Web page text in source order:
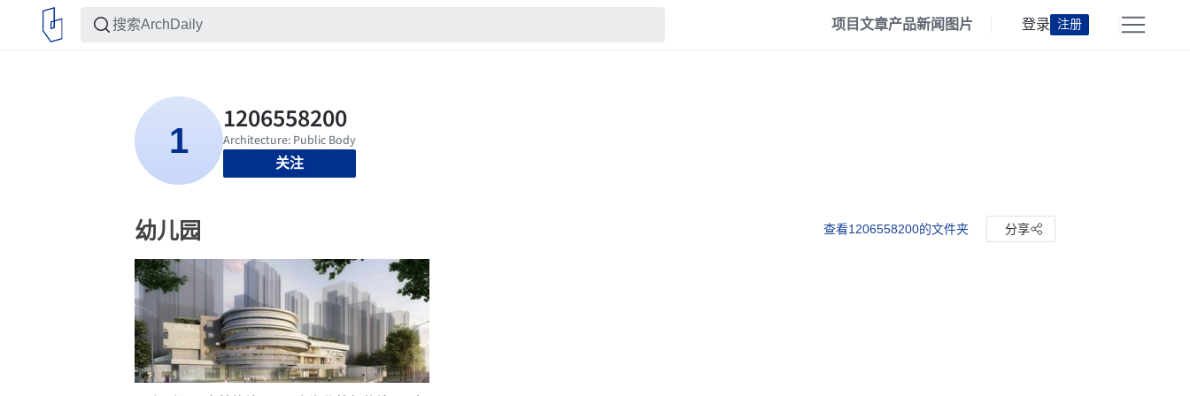
项目文章产品新闻 图片 登录 注册
关注
幼儿园 查看1206558200的文件夹 分享